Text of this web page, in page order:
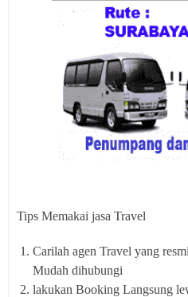
Tips Memakai jasa Travel
Carilah agen Travel yang
Mudah dihubungi
lakukan Booking Langsung